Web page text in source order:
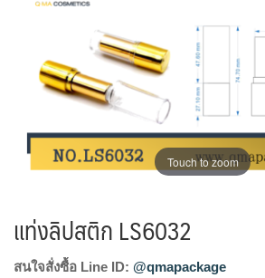
Touch to zoom
แท่งลิปสติก LS6032
สนใจสั่งซื้อ Line ID: @qmapackage